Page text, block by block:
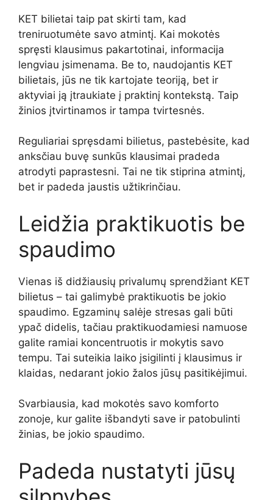
KET bilietai taip pat skirti tam, kad
treniruotumėte savo atmintį. Kai mokotės
spręsti klausimus pakartotinai, informacija
lengviau įsimenama. Be to, naudojantis KET
bilietais, jūs ne tik kartojate teoriją, bet ir
aktyviai ją įtraukiate į praktinį kontekstą. Taip
žinios įtvirtinamos ir tampa tvirtesnės.
Reguliariai spręsdami bilietus, pastebėsite, kad
anksčiau buvę sunkūs klausimai pradeda
atrodyti paprastesni. Tai ne tik stiprina atmintį,
bet ir padeda jaustis užtikrinčiau.
Leidžia praktikuotis be
spaudimo
Vienas iš didžiausių privalumų sprendžiant KET
bilietus – tai galimybė praktikuotis be jokio
spaudimo. Egzaminų salėje stresas gali būti
ypač didelis, tačiau praktikuodamiesi namuose
galite ramiai koncentruotis ir mokytis savo
tempu. Tai suteikia laiko įsigilinti į klausimus ir
klaidas, nedarant jokio žalos jūsų pasitikėjimui.
Svarbiausia, kad mokotės savo komforto
zonoje, kur galite išbandyti save ir patobulinti
žinias, be jokio spaudimo.
Padeda nustatyti jūsų